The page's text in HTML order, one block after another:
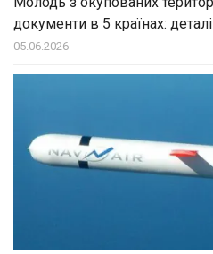
документи в 5 країнах:
05.06.2026